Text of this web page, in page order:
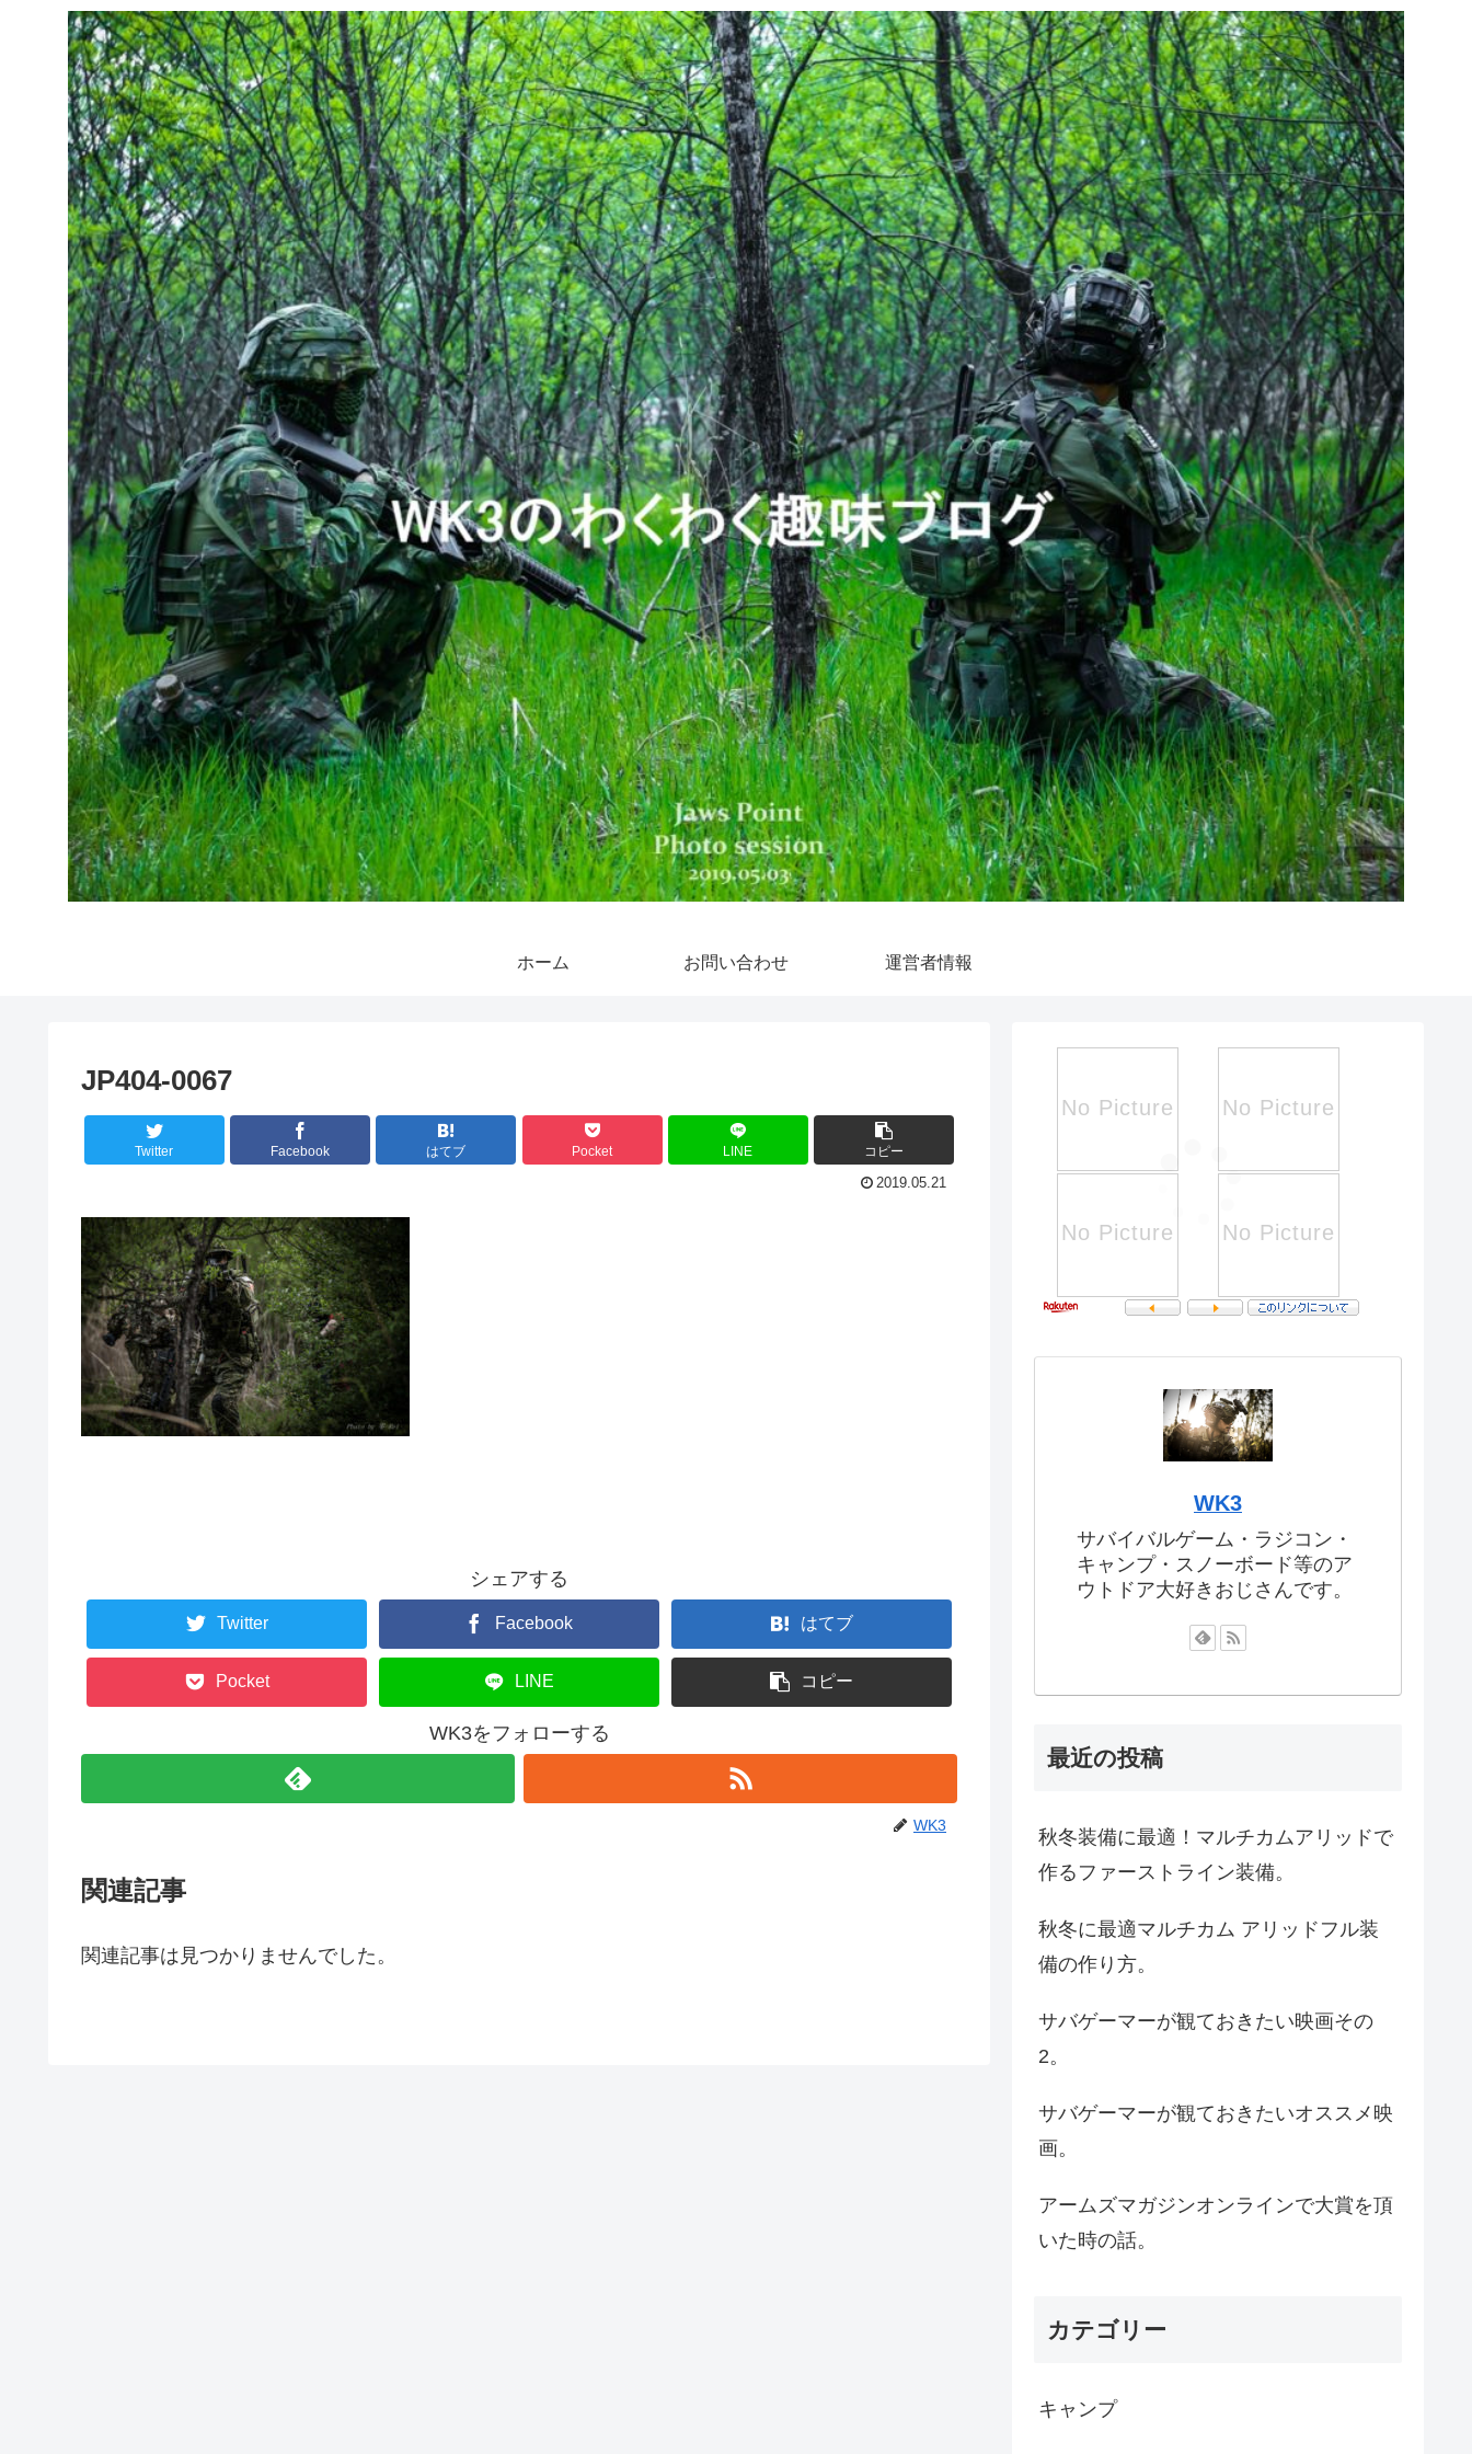
ホーム お問い合わせ 運営者情報
JP404-0067
Twitter Facebook はてブ Pocket LINE コピー
2019.05.21
シェアする
Twitter Facebook はてブ
Pocket LINE コピー
WK3をフォローする
WK3
関連記事
関連記事は見つかりませんでした。
WK3
サバイバルゲーム・ラジコン・
キャンプ・スノーボード等のア
ウトドア大好きおじさんです。
最近の投稿
秋冬装備に最適！マルチカムアリッドで
作るファーストライン装備。
秋冬に最適マルチカム アリッドフル装
備の作り方。
サバゲーマーが観ておきたい映画その
2。
サバゲーマーが観ておきたいオススメ映
画。
アームズマガジンオンラインで大賞を頂
いた時の話。
カテゴリー
キャンプ